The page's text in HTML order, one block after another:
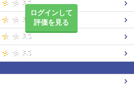
ログインして
評価を見る